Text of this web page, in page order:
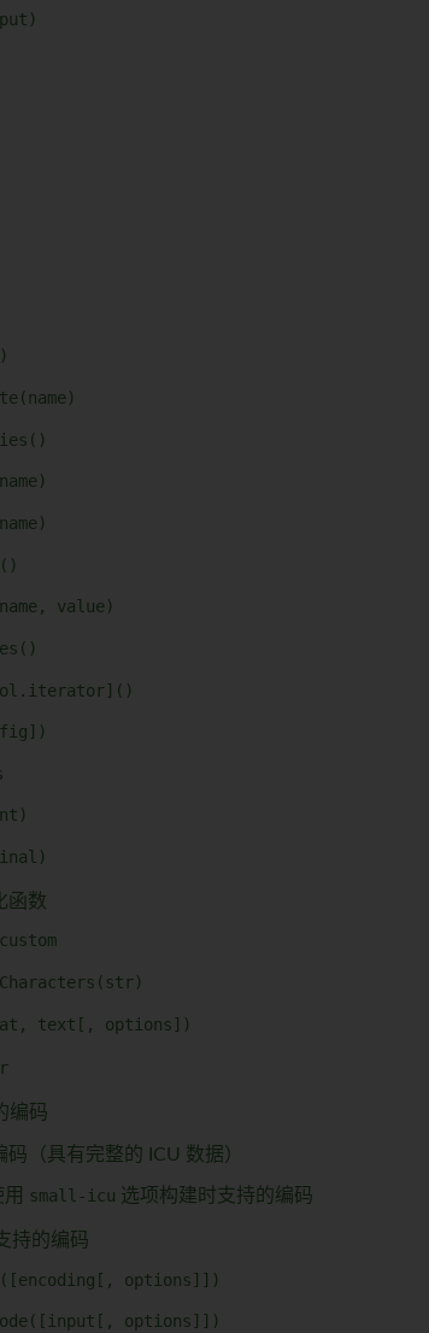
value)
函数
text[, options])
编码
码（具有完整的 ICU 数据）
small-icu 选项构建时支持的编码
持的编码
options]])
options]])